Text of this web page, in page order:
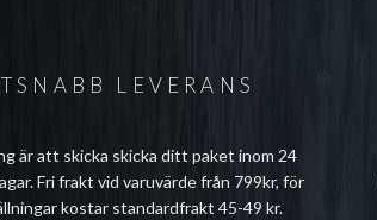
LEVERANS
är att skicka skicka ditt paket inom 24
Fri frakt vid varuvärde från 799kr, för
kostar standardfrakt 45-49 kr.